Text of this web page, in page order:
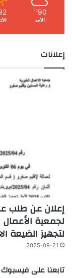
90
℉
الأحد
إعلانات
لجمعية الأعمال
لتجهيز الضيعة
2025-09-21
تابعنا على فيسبوك